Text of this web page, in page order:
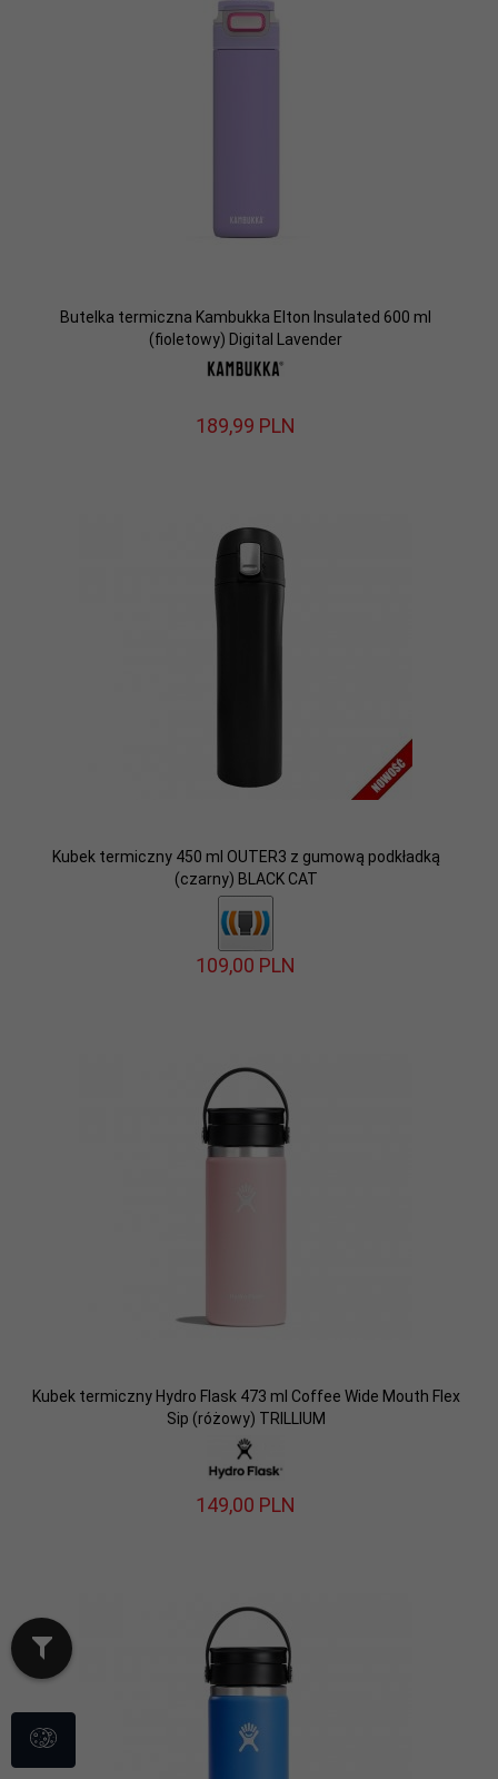
Butelka termiczna Kambukka Elton Insulated 600 ml
(fioletowy) Digital Lavender
189,99 PLN
Kubek termiczny 450 ml OUTER3 z gumową podkładką
(czarny) BLACK CAT
109,00 PLN
Kubek termiczny Hydro Flask 473 ml Coffee Wide Mouth Flex
Sip (różowy) TRILLIUM
149,00 PLN